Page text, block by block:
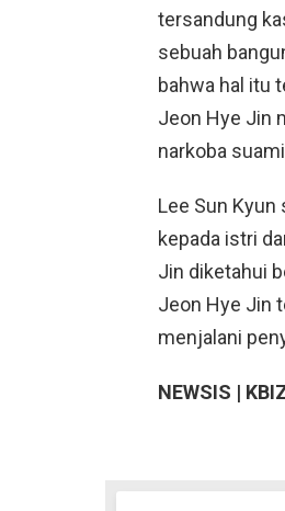
tersandung
sebuah
bahwa hal itu
Jeon Hye Jin
narkoba
Lee Sun
kepada istri
Jin diketahui
Jeon Hye Jin
menjalani
NEWSIS |